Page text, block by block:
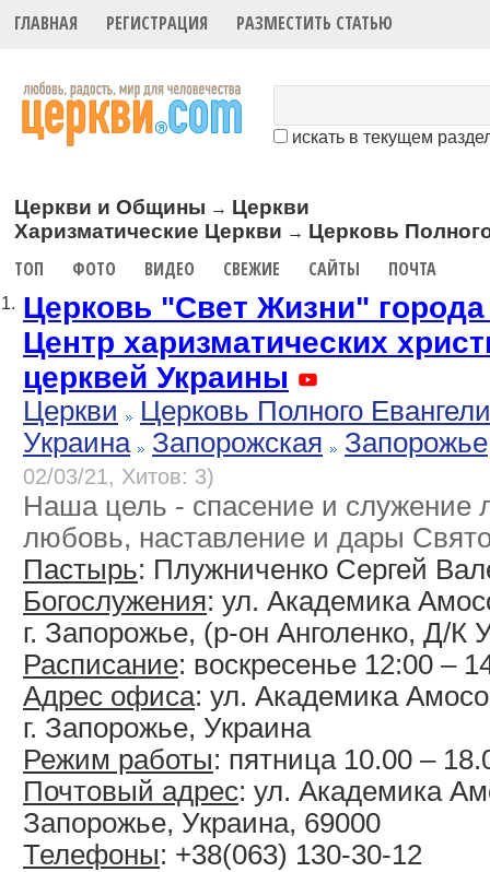
ГЛАВНАЯ РЕГИСТРАЦИЯ РАЗМЕСТИТЬ СТАТЬЮ
искать в текущем
Церкви и Общины → Церкви
Харизматические Церкви → Церковь
ТОП ФОТО ВИДЕО СВЕЖИЕ САЙТЫ ПОЧТА
1. Церковь "Свет Жизни"
Центр харизматических
церквей Украины
Церкви
Церковь Полного
Украина
Запорожская Запорожье
02/03/21, Хитов: 3)
Наша цель - спасение и служение
любовь, наставление и дары
Пастырь: Плужниченко Сергей
Богослужения: ул. Академика
г. Запорожье, (р-он Анголенко, Д/К
Расписание: воскресенье 12:00 –
Адрес офиса: ул. Академика
г. Запорожье, Украина
Режим работы: пятница 10.00 –
Почтовый адрес: ул. Академика
Запорожье, Украина, 69000
Телефоны: +38(063) 130-30-12